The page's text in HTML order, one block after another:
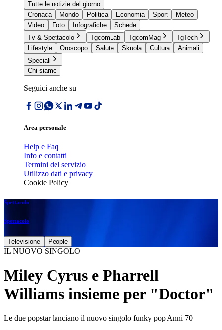
Tutte le notizie del giorno
Cronaca
Mondo Politica Economia Sport
Meteo
Video
Foto Infografiche
Schede
Tv & Spettacolo
TgcomLab TgcomMag
TgTech
Lifestyle
Oroscopo Salute Skuola Cultura
Animali
Speciali
Chi siamo
Seguici anche su
Area personale
Help e Faq
Info e contatti
Termini del servizio
Utilizzo dati e privacy
Cookie Policy
Spettacolo
Spettacolo
Televisione People
IL NUOVO SINGOLO
Miley Cyrus e Pharrell
Williams insieme per "Doctor"
Le due popstar lanciano il nuovo singolo funky pop Anni 70